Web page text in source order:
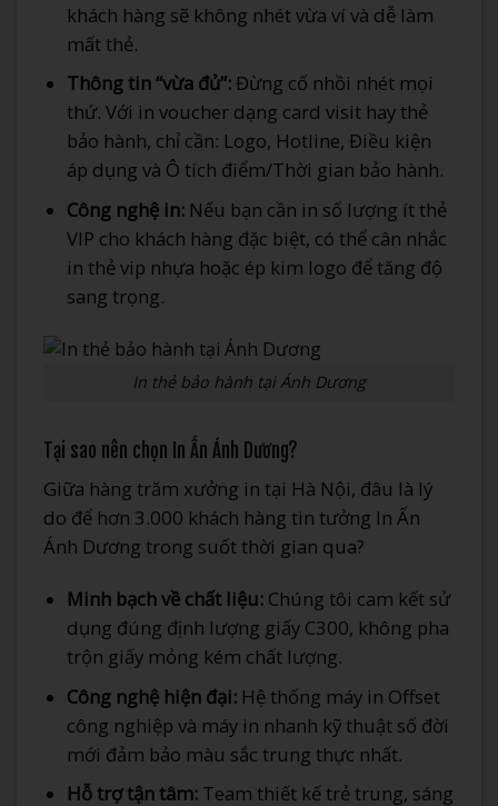
khách hàng sẽ không nhét vừa ví và dễ làm
mất thẻ.
Thông tin “vừa đủ”:Đừng cố nhồi nhét mọi
thứ. Với in voucher dạng card visit hay thẻ
bảo hành, chỉ cần: Logo, Hotline, Điều kiện
áp dụng và Ô tích điểm/Thời gian bảo hành.
Công nghệ in:Nếu bạn cần in số lượng ít thẻ
VIP cho khách hàng đặc biệt, có thể cân nhắc
in thẻ vip nhựa hoặc ép kim logo để tăng độ
sang trọng.
In thẻ bảo hành tại Ánh Dương
Tại sao nên chọn In Ấn Ánh Dương?
Giữa hàng trăm xưởng in tại Hà Nội, đâu là lý
do để hơn 3.000 khách hàng tin tưởng In Ấn
Ánh Dương trong suốt thời gian qua?
Minh bạch về chất liệu:Chúng tôi cam kết sử
dụng đúng định lượng giấy C300, không pha
trộn giấy mỏng kém chất lượng.
Công nghệ hiện đại:Hệ thống máy in Offset
công nghiệp và máy in nhanh kỹ thuật số đời
mới đảm bảo màu sắc trung thực nhất.
Hỗ trợ tận tâm:Team thiết kế trẻ trung, sáng